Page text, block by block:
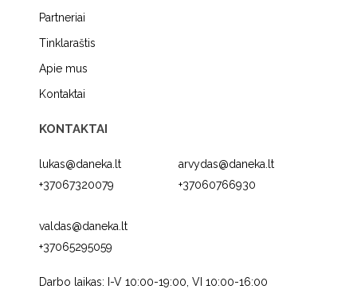
Partneriai
Tinklaraštis
Apie mus
Kontaktai
KONTAKTAI
lukas@daneka.lt
+37067320079
arvydas@daneka.lt
+37060766930
valdas@daneka.lt
+37065295059
Darbo laikas: I-V 10:00-19:00, VI 10:00-16:00